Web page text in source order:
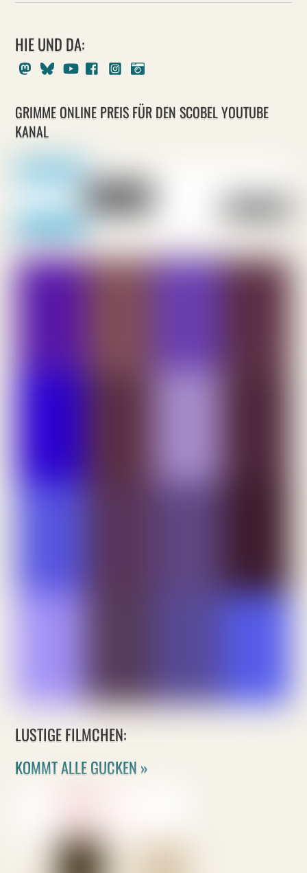
HIE UND DA:
MastodonBlueskyYoutubeFacebookInstagram
GRIMME ONLINE PREIS FÜR DEN SCOBEL YOUTUBE
KANAL
LUSTIGE FILMCHEN:
KOMMT ALLE GUCKEN »